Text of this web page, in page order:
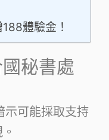
體驗金！
秘書處
示可能採取支持